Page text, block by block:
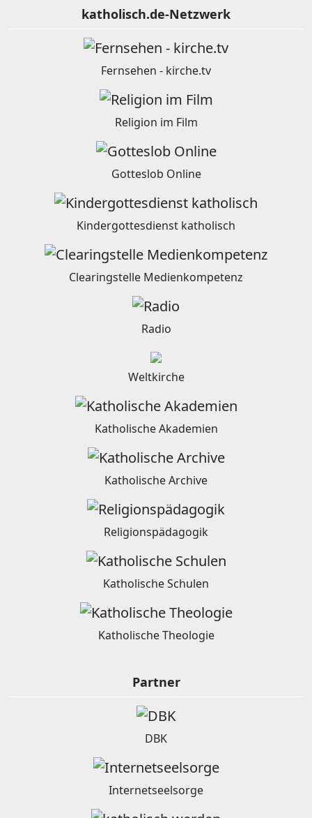
katholisch.de-Netzwerk
Fernsehen - kirche.tv
Religion im Film
Gotteslob Online
Kindergottesdienst katholisch
Clearingstelle Medienkompetenz
Radio
Weltkirche
Katholische Akademien
Katholische Archive
Religionspädagogik
Katholische Schulen
Katholische Theologie
Partner
DBK
Internetseelsorge